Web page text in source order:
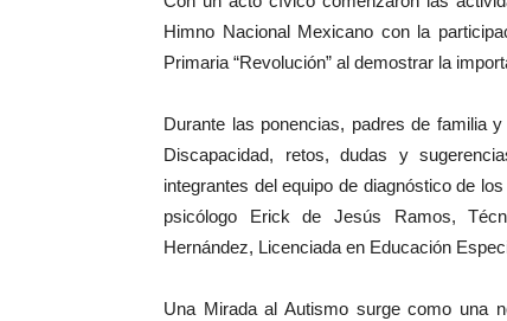
Himno Nacional Mexicano con la
Primaria “Revolución” al demostrar la
Durante las ponencias, padres de familia
Discapacidad, retos, dudas y
integrantes del equipo de diagnóstico de
psicólogo Erick de Jesús Ramos,
Hernández, Licenciada en Educación
Una Mirada al Autismo surge como una